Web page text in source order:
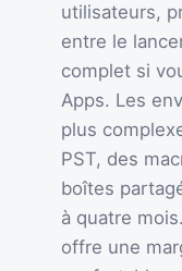
utilisateurs,
entre le
complet si
Apps. Les
plus
PST, des
boîtes
à quatre
offre une